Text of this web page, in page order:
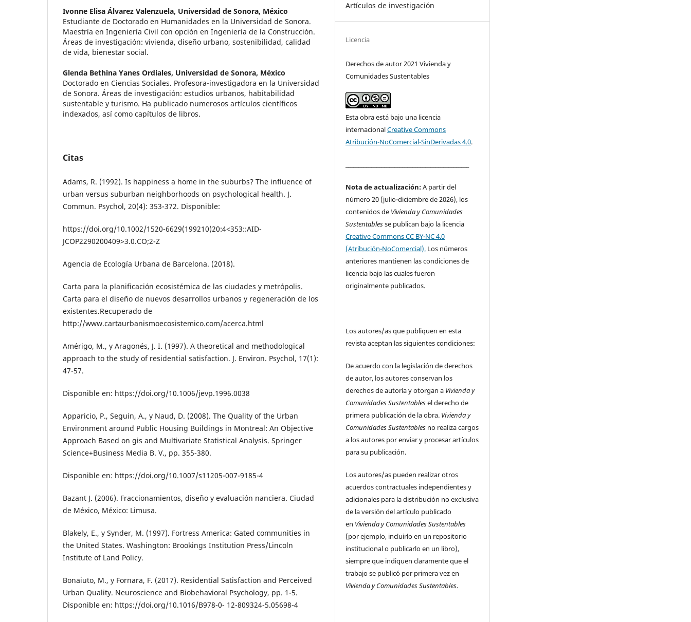
Ivonne Elisa Álvarez Valenzuela, Universidad de Sonora, México
Estudiante de Doctorado en Humanidades en la Universidad de Sonora.
Maestría en Ingeniería Civil con opción en Ingeniería de la Construcción.
Áreas de investigación: vivienda, diseño urbano, sostenibilidad, calidad
de vida, bienestar social.
Glenda Bethina Yanes Ordiales, Universidad de Sonora, México
Doctorado en Ciencias Sociales. Profesora-investigadora en la Universidad
de Sonora. Áreas de investigación: estudios urbanos, habitabilidad
sustentable y turismo. Ha publicado numerosos artículos científicos
indexados, así como capítulos de libros.
Citas
Adams, R. (1992). Is happiness a home in the suburbs? The influence of
urban versus suburban neighborhoods on psychological health. J.
Commun. Psychol, 20(4): 353-372. Disponible:
https://doi.org/10.1002/1520-6629(199210)20:4<353::AID-
JCOP2290200409>3.0.CO;2-Z
Agencia de Ecología Urbana de Barcelona. (2018).
Carta para la planificación ecosistémica de las ciudades y metrópolis.
Carta para el diseño de nuevos desarrollos urbanos y regeneración de los
existentes.Recuperado de
http://www.cartaurbanismoecosistemico.com/acerca.html
Amérigo, M., y Aragonés, J. I. (1997). A theoretical and methodological
approach to the study of residential satisfaction. J. Environ. Psychol, 17(1):
47-57.
Disponible en: https://doi.org/10.1006/jevp.1996.0038
Apparicio, P., Seguin, A., y Naud, D. (2008). The Quality of the Urban
Environment around Public Housing Buildings in Montreal: An Objective
Approach Based on gis and Multivariate Statistical Analysis. Springer
Science+Business Media B. V., pp. 355-380.
Disponible en: https://doi.org/10.1007/s11205-007-9185-4
Bazant J. (2006). Fraccionamientos, diseño y evaluación nanciera. Ciudad
de México, México: Limusa.
Blakely, E., y Synder, M. (1997). Fortress America: Gated communities in
the United States. Washington: Brookings Institution Press/Lincoln
Institute of Land Policy.
Bonaiuto, M., y Fornara, F. (2017). Residential Satisfaction and Perceived
Urban Quality. Neuroscience and Biobehavioral Psychology, pp. 1-5.
Disponible en: https://doi.org/10.1016/B978-0- 12-809324-5.05698-4
Artículos de investigación
Licencia
Derechos de autor 2021 Vivienda y
Comunidades Sustentables
Esta obra está bajo una licencia
internacionalCreative Commons
Atribución-NoComercial-SinDerivadas 4.0.
Nota de actualización:A partir del
número 20 (julio-diciembre de 2026), los
contenidos de Vivienda y Comunidades
Sustentablesse publican bajo la licencia
Creative Commons CC BY-NC 4.0
(Atribución-NoComercial). Los números
anteriores mantienen las condiciones de
licencia bajo las cuales fueron
originalmente publicados.
Los autores/as que publiquen en esta
revista aceptan las siguientes condiciones:
De acuerdo con la legislación de derechos
de autor, los autores conservan los
derechos de autoría y otorgan a Vivienda y
Comunidades Sustentablesel derecho de
primera publicación de la obra. Vivienda y
Comunidades Sustentables no realiza cargos
a los autores por enviar y procesar artículos
para su publicación.
Los autores/as pueden realizar otros
acuerdos contractuales independientes y
adicionales para la distribución no exclusiva
de la versión del artículo publicado
en Vivienda y Comunidades Sustentables
(por ejemplo, incluirlo en un repositorio
institucional o publicarlo en un libro),
siempre que indiquen claramente que el
trabajo se publicó por primera vez en
Vivienda y Comunidades Sustentables.